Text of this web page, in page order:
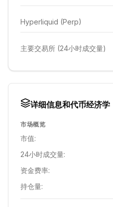
Hyperliquid (Perp)
主要交易所 (24小时成交量)
详细信息和代币经济学
市场概览
市值:
24小时成交量:
资金费率:
持仓量: